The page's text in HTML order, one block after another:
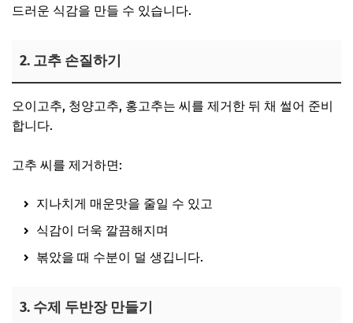
드러운 식감을 만들 수 있습니다.
2. 고추 손질하기
오이고추, 청양고추, 홍고추는 씨를 제거한 뒤 채 썰어 준비
합니다.
고추 씨를 제거하면:
지나치게 매운맛을 줄일 수 있고
식감이 더욱 깔끔해지며
볶았을 때 수분이 덜 생깁니다.
3. 수제 두반장 만들기